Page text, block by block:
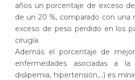
años un porcentaje de exceso
de un 20 %, comparado con una
exceso de peso perdido en los
cirugía.
Además el porcentaje de
enfermedades asociadas a la
dislipemia, hipertensión,…) es